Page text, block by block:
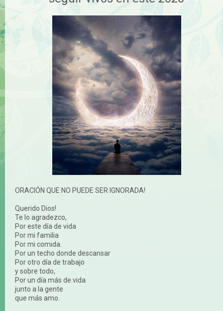
ORACIÓN QUE NO PUEDE SER IGNORADA!
Querido Dios!
Te lo agradezco,
Por este día de vida
Por mi familia
Por mi comida.
Por un techo donde descansar
Por otro día de trabajo
y sobre todo,
Por un día más de vida
junto a la gente
que más amo.